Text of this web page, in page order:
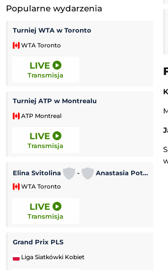
Popularne wydarzenia
Turniej WTA w Toronto
WTA Toronto
LIVE
Transmisja
Turniej ATP w Montrealu
ATP Montreal
LIVE
Transmisja
Elina Svitolina - Anastasia Potapova
WTA Toronto
LIVE
Transmisja
Grand Prix PLS
Liga Siatkówki Kobiet